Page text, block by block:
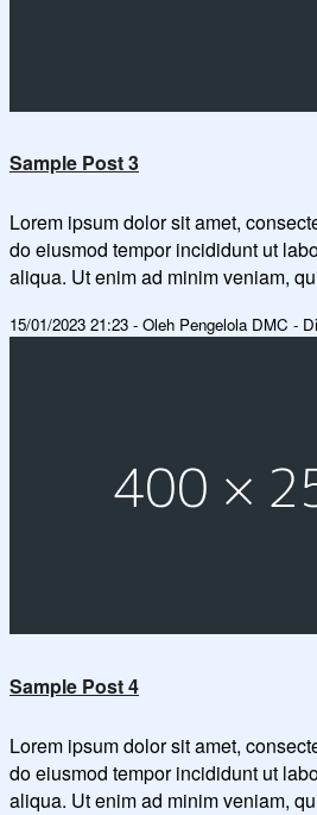
Sample Post 3
Lorem ipsum dolor sit amet,
do eiusmod tempor incididunt ut
aliqua. Ut enim ad minim veniam,
15/01/2023 21:23 - Oleh Pengelola DMC -
Sample Post 4
Lorem ipsum dolor sit amet,
do eiusmod tempor incididunt ut
aliqua. Ut enim ad minim veniam,